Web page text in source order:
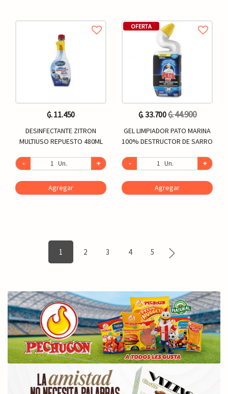
₲. 11.450
DESINFECTANTE ZITRON
MULTIUSO REPUESTO 480ML
- Un. +
Agregar
OFERTA
₲. 33.700₲. 44.900
GEL LIMPIADOR PATO MARINA
100% DESTRUCTOR DE SARRO
- Un. +
Agregar
1 2 3 4 5